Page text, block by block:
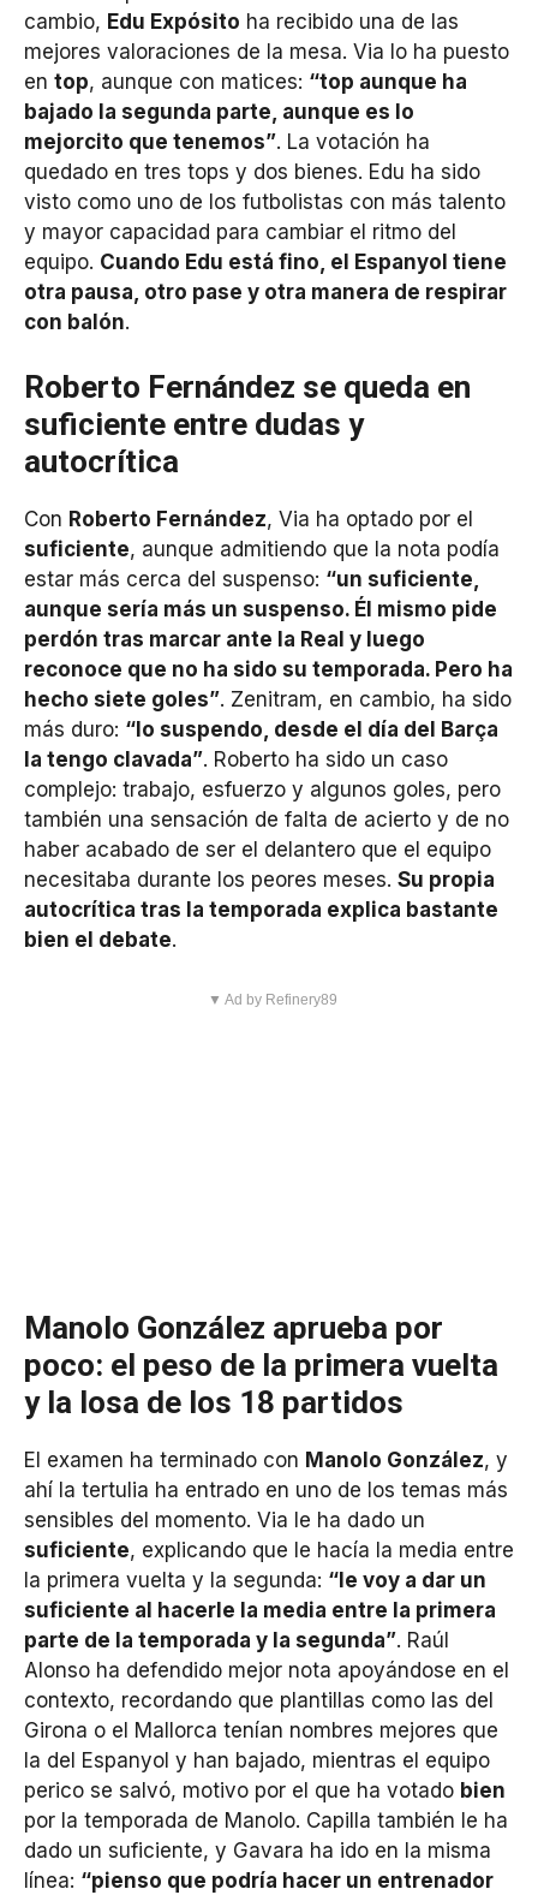
cambio, Edu Expósito ha recibido una de las
mejores valoraciones de la mesa. Via lo ha puesto
en top, aunque con matices: “top aunque ha
bajado la segunda parte, aunque es lo
mejorcito que tenemos”. La votación ha
quedado en tres tops y dos bienes. Edu ha sido
visto como uno de los futbolistas con más talento
y mayor capacidad para cambiar el ritmo del
equipo. Cuando Edu está fino, el Espanyol tiene
otra pausa, otro pase y otra manera de respirar
con balón.
Roberto Fernández se queda en
suficiente entre dudas y
autocrítica
Con Roberto Fernández, Via ha optado por el
suficiente, aunque admitiendo que la nota podía
estar más cerca del suspenso: “un suficiente,
aunque sería más un suspenso. Él mismo pide
perdón tras marcar ante la Real y luego
reconoce que no ha sido su temporada. Pero ha
hecho siete goles”. Zenitram, en cambio, ha sido
más duro: “lo suspendo, desde el día del Barça
la tengo clavada”. Roberto ha sido un caso
complejo: trabajo, esfuerzo y algunos goles, pero
también una sensación de falta de acierto y de no
haber acabado de ser el delantero que el equipo
necesitaba durante los peores meses. Su propia
autocrítica tras la temporada explica bastante
bien el debate.
▼ Ad by Refinery89
Manolo González aprueba por
poco: el peso de la primera vuelta
y la losa de los 18 partidos
El examen ha terminado con Manolo González, y
ahí la tertulia ha entrado en uno de los temas más
sensibles del momento. Via le ha dado un
suficiente, explicando que le hacía la media entre
la primera vuelta y la segunda: “le voy a dar un
suficiente al hacerle la media entre la primera
parte de la temporada y la segunda”. Raúl
Alonso ha defendido mejor nota apoyándose en el
contexto, recordando que plantillas como las del
Girona o el Mallorca tenían nombres mejores que
la del Espanyol y han bajado, mientras el equipo
perico se salvó, motivo por el que ha votado bien
por la temporada de Manolo. Capilla también le ha
dado un suficiente, y Gavara ha ido en la misma
línea: “pienso que podría hacer un entrenador